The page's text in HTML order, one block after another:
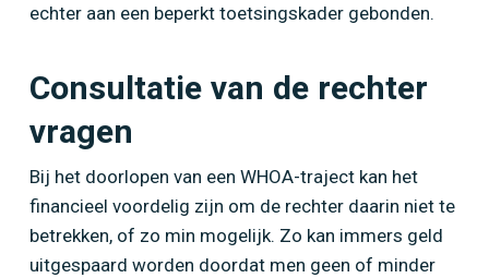
echter aan een beperkt toetsingskader gebonden.
Consultatie van de rechter
vragen
Bij het doorlopen van een WHOA-traject kan het
financieel voordelig zijn om de rechter daarin niet te
betrekken, of zo min mogelijk. Zo kan immers geld
uitgespaard worden doordat men geen of minder